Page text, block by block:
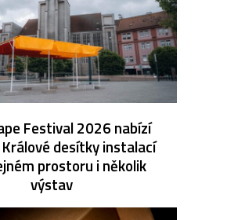
Festival 2026 nabízí
desítky instalací
prostoru i několik
výstav